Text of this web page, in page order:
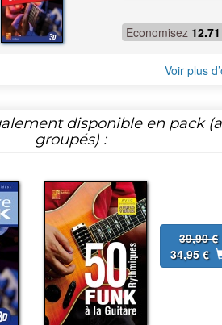
Economisez 12.71
Voir plus
disponible en pack
groupés) :
39,90 €
34,95 €